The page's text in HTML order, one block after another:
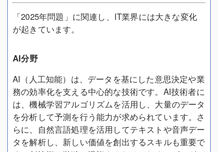
「2025年問題」に関連し、IT業界には大きな変化
が起きています。
AI分野
AI（人工知能）は、データを基にした意思決定や業
務の効率化を支える中心的な技術です。AI技術者に
は、機械学習アルゴリズムを活用し、大量のデータ
を分析して予測を行う能力が求められています。さ
らに、自然言語処理を活用してテキストや音声デー
タを解析し、新しい価値を創出するスキルも重要で